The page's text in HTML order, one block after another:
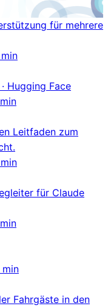
für mehrere
Hugging Face
Leitfaden zum
für Claude
min
Fahrgäste in den